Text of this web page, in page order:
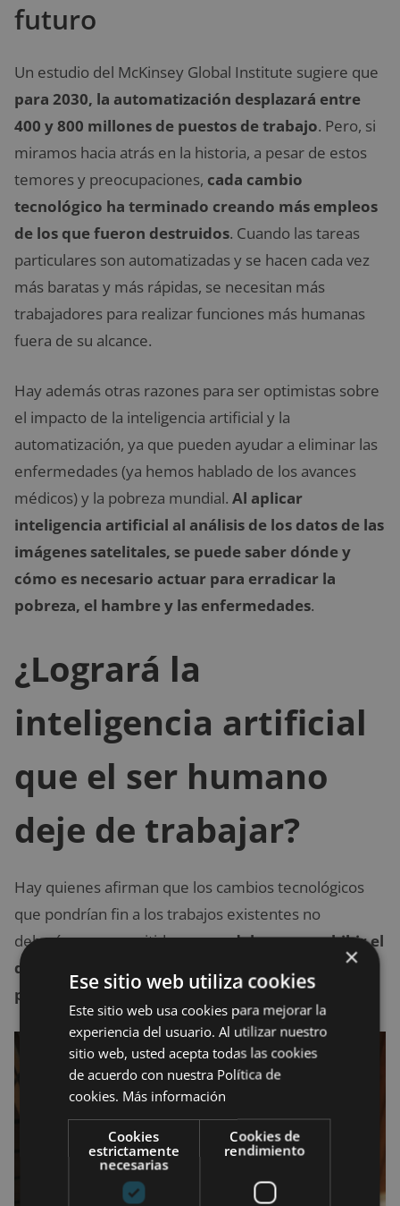
futuro
Un estudio del McKinsey Global Institute sugiere que
para 2030, la automatización desplazará entre
400 y 800 millones de puestos de trabajo. Pero, si
miramos hacia atrás en la historia, a pesar de estos
temores y preocupaciones, cada cambio
tecnológico ha terminado creando más empleos
de los que fueron destruidos. Cuando las tareas
particulares son automatizadas y se hacen cada vez
más baratas y más rápidas, se necesitan más
trabajadores para realizar funciones más humanas
fuera de su alcance.
Hay además otras razones para ser optimistas sobre
el impacto de la inteligencia artificial y la
automatización, ya que pueden ayudar a eliminar las
enfermedades (ya hemos hablado de los avances
médicos) y la pobreza mundial. Al aplicar
inteligencia artificial al análisis de los datos de las
imágenes satelitales, se puede saber dónde y
cómo es necesario actuar para erradicar la
pobreza, el hambre y las enfermedades.
¿Logrará la
inteligencia artificial
que el ser humano
deje de trabajar?
Hay quienes afirman que los cambios tecnológicos
que pondrían fin a los trabajos existentes no
deberían ser permitidos, y quedebemos prohibir el
desarrollo de la IA o la automatización excesiva
para evitar que la gente se quede sin trabajo
×
Ese sitio web utiliza cookies
Este sitio web usa cookies para mejorar la
experiencia del usuario. Al utilizar nuestro
sitio web, usted acepta todas las cookies
de acuerdo con nuestra Política de
cookies. Más información
Cookies
estrictamente
necesarias
Cookies de
rendimiento